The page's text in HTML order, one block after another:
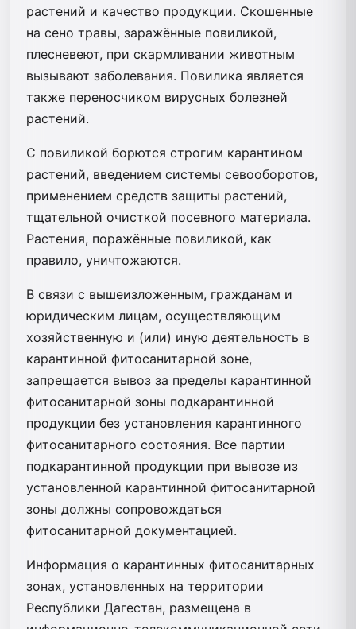
растений и качество продукции. Скошенные
на сено травы, заражённые повиликой,
плесневеют, при скармливании животным
вызывают заболевания. Повилика является
также переносчиком вирусных болезней
растений.
С повиликой борются строгим карантином
растений, введением системы севооборотов,
применением средств защиты растений,
тщательной очисткой посевного материала.
Растения, поражённые повиликой, как
правило, уничтожаются.
В связи с вышеизложенным, гражданам и
юридическим лицам, осуществляющим
хозяйственную и (или) иную деятельность в
карантинной фитосанитарной зоне,
запрещается вывоз за пределы карантинной
фитосанитарной зоны подкарантинной
продукции без установления карантинного
фитосанитарного состояния. Все партии
подкарантинной продукции при вывозе из
установленной карантинной фитосанитарной
зоны должны сопровождаться
фитосанитарной документацией.
Информация о карантинных фитосанитарных
зонах, установленных на территории
Республики Дагестан, размещена в